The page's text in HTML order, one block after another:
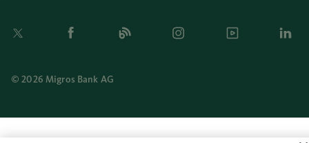
Twitter Facebook Blog Instagram Youtube
© 2026 Migros Bank AG